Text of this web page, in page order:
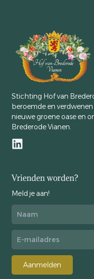
Stichting Hof van
beroemde en
nieuwe groene oase en
Brederode Vianen.
Vrienden worden?
Meld je aan!
Aanmelden